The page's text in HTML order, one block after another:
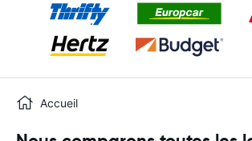
Accueil